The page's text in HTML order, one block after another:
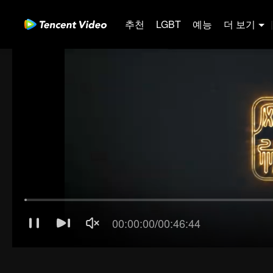
추천 LGBT 예능 더 보기 |